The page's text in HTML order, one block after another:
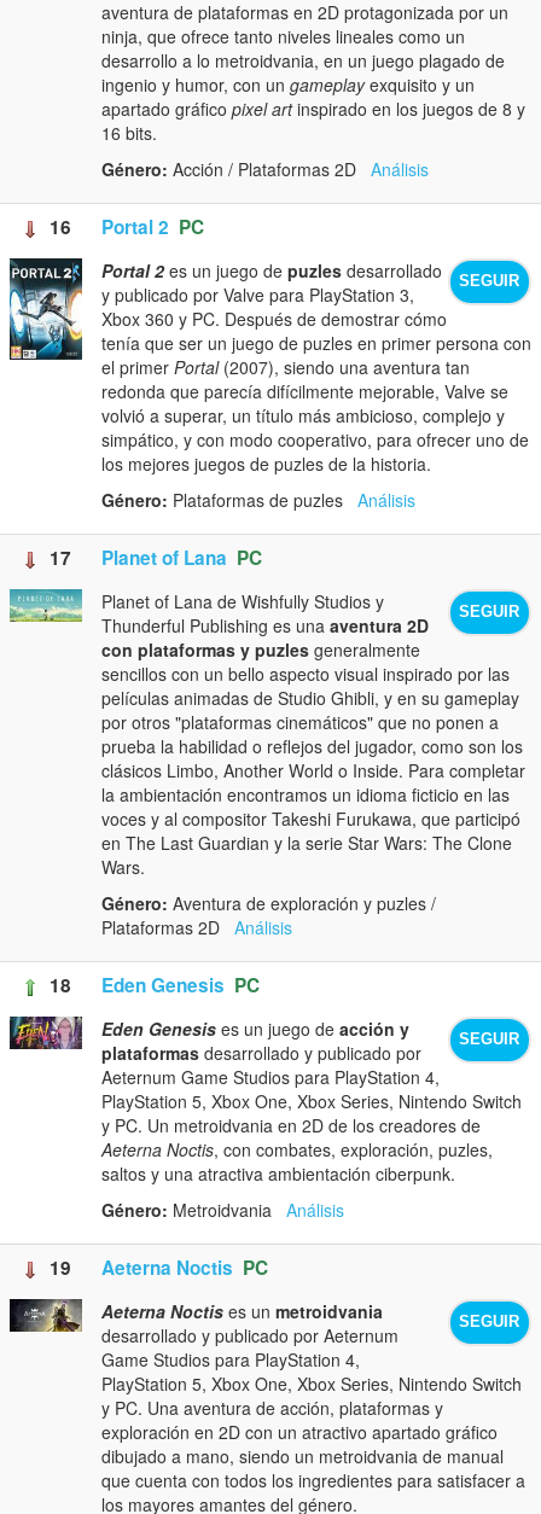
aventura de plataformas en 2D protagonizada por un
ninja, que ofrece tanto niveles lineales como un
desarrollo a lo metroidvania, en un juego plagado de
ingenio y humor, con un gameplayexquisito y un
apartado gráfico pixel artinspirado en los juegos de 8 y
16 bits.
Género: Acción / Plataformas 2D Análisis
16 Portal 2 PC
SEGUIR
Portal 2es un juego de puzles desarrollado
y publicado por Valve para PlayStation 3,
Xbox 360 y PC. Después de demostrar cómo
tenía que ser un juego de puzles en primer persona con
el primer Portal(2007), siendo una aventura tan
redonda que parecía difícilmente mejorable, Valve se
volvió a superar, un título más ambicioso, complejo y
simpático, y con modo cooperativo, para ofrecer uno de
los mejores juegos de puzles de la historia.
Género: Plataformas de puzles Análisis
17 Planet of Lana PC
SEGUIR
Planet of Lana de Wishfully Studios y
Thunderful Publishing es una aventura 2D
con plataformas y puzles generalmente
sencillos con un bello aspecto visual inspirado por las
películas animadas de Studio Ghibli, y en su gameplay
por otros "plataformas cinemáticos" que no ponen a
prueba la habilidad o reflejos del jugador, como son los
clásicos Limbo, Another World o Inside. Para completar
la ambientación encontramos un idioma ficticio en las
voces y al compositor Takeshi Furukawa, que participó
en The Last Guardian y la serie Star Wars: The Clone
Wars.
Género: Aventura de exploración y puzles /
Plataformas 2D Análisis
18 Eden Genesis PC
SEGUIR
Eden Genesis es un juego de acción y
plataformas desarrollado y publicado por
Aeternum Game Studios para PlayStation 4,
PlayStation 5, Xbox One, Xbox Series, Nintendo Switch
y PC. Un metroidvania en 2D de los creadores de
Aeterna Noctis, con combates, exploración, puzles,
saltos y una atractiva ambientación ciberpunk.
Género: Metroidvania Análisis
19 Aeterna Noctis PC
SEGUIR
Aeterna Noctis es un metroidvania
desarrollado y publicado por Aeternum
Game Studios para PlayStation 4,
PlayStation 5, Xbox One, Xbox Series, Nintendo Switch
y PC. Una aventura de acción, plataformas y
exploración en 2D con un atractivo apartado gráfico
dibujado a mano, siendo un metroidvania de manual
que cuenta con todos los ingredientes para satisfacer a
los mayores amantes del género.